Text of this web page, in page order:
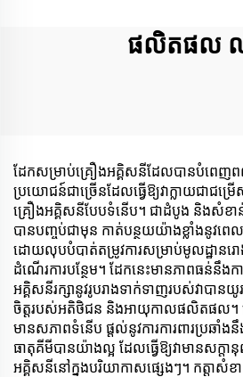
ផលិតផល
ដែកសម្រាប់គ្រឿងអគ្គិសនីដែលបានបំពេញព
ប្រយោជន៍ជាច្រើនដែលធ្វើឱ្យវាក្លាយជាជម្
គ្រឿងអគ្គិសនីបែបទំនើប។ ជាដំបូង និងសំខ
បានបញ្ចប់ជាមុន កាត់បន្ថយយ៉ាងខ្លាំងនូវ
ដោយលុបបំបាត់តម្រូវការសម្រាប់មូលដ្ឋានរោ
ដំណើរការបន្ថែម។ ដែកនេះមានភាពធន់នឹងកា
អគ្គិសនីរក្សានូវរូបរាងទាក់ទាញរបស់វាបានយូ
ចិត្តរបស់អតិថិជន និងអាយុកាលផលិតផល។ ប្
មានសភាពទំនើប ផ្តល់នូវការការពារប្រឆាំ
ធាតុគីមីបានយ៉ាងល្អ ដែលធ្វើឱ្យវាមានសក្ត
អគ្គិសនីនៅក្នុងបរិយាកាសផ្សេងៗ។ កត្តាសំ